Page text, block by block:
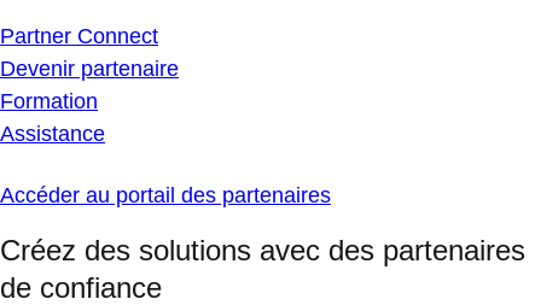
Partner Connect
Devenir partenaire
Formation
Assistance
Accéder au portail des partenaires
Créez des solutions avec des partenaires
de confiance